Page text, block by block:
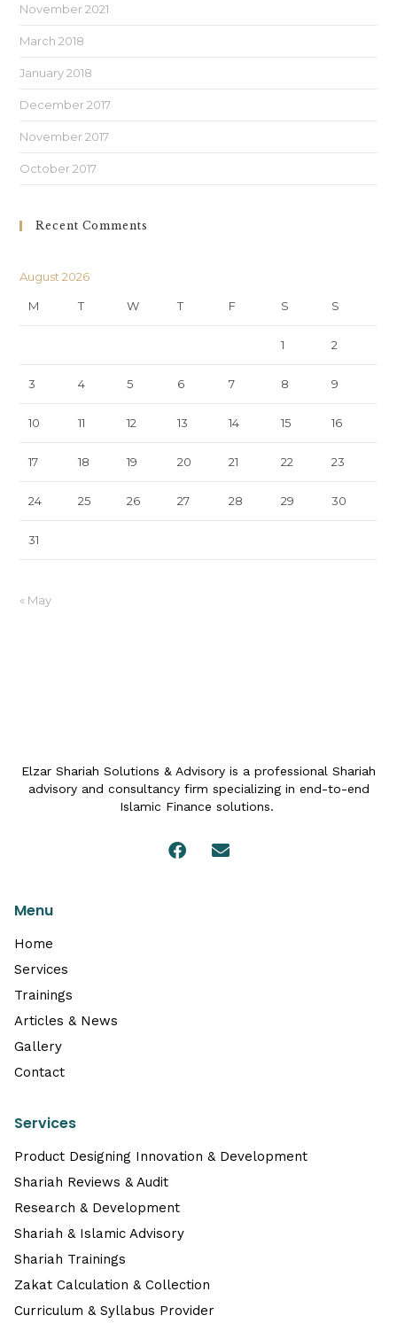
November 2021
March 2018
January 2018
December 2017
November 2017
October 2017
Recent Comments
August 2026
M T W T F S S
1 2
3 4 5 6 7 8 9
10 11 12 13 14 15 16
17 18 19 20 21 22 23
24 25 26 27 28 29 30
31
« May
Elzar Shariah Solutions & Advisory is a professional Shariah
advisory and consultancy firm specializing in end-to-end
Islamic Finance solutions.
Menu
Home
Services
Trainings
Articles & News
Gallery
Contact
Services
Product Designing Innovation & Development
Shariah Reviews & Audit
Research & Development
Shariah & Islamic Advisory
Shariah Trainings
Zakat Calculation & Collection
Curriculum & Syllabus Provider